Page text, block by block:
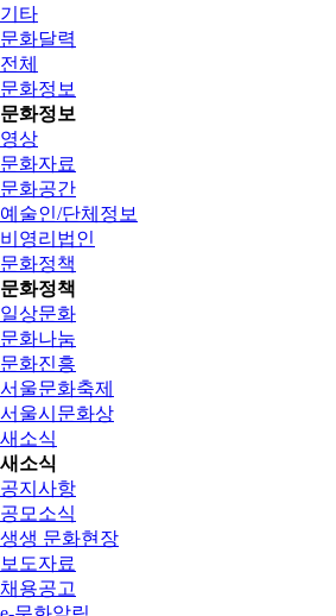
기타
문화달력
전체
문화정보
문화정보
영상
문화자료
문화공간
예술인/단체정보
비영리법인
문화정책
문화정책
일상문화
문화나눔
문화진흥
서울문화축제
서울시문화상
새소식
새소식
공지사항
공모소식
생생 문화현장
보도자료
채용공고